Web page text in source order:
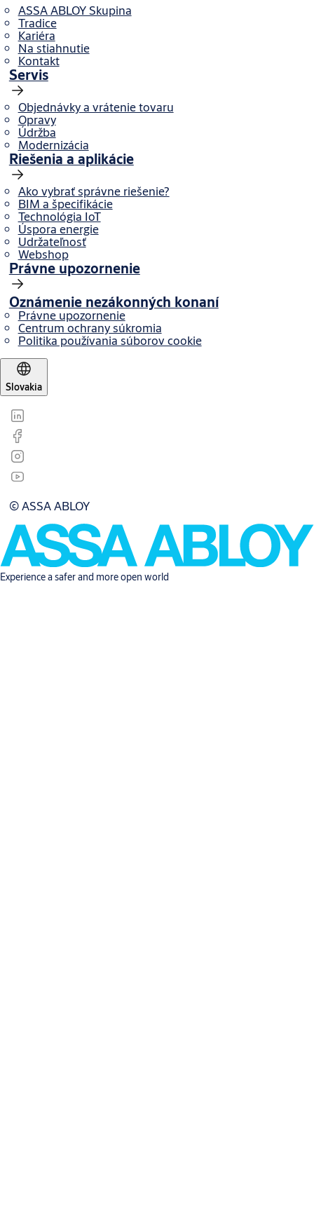
ASSA ABLOY Skupina
Tradice
Kariéra
Na stiahnutie
Kontakt
Servis
Objednávky a vrátenie tovaru
Opravy
Údržba
Modernizácia
Riešenia a aplikácie
Ako vybrať správne riešenie?
BIM a špecifikácie
Technológia IoT
Úspora energie
Udržateľnosť
Webshop
Právne upozornenie
Oznámenie nezákonných konaní
Právne upozornenie
Centrum ochrany súkromia
Politika používania súborov cookie
Slovakia
© ASSA ABLOY
Experience a safer and more open world